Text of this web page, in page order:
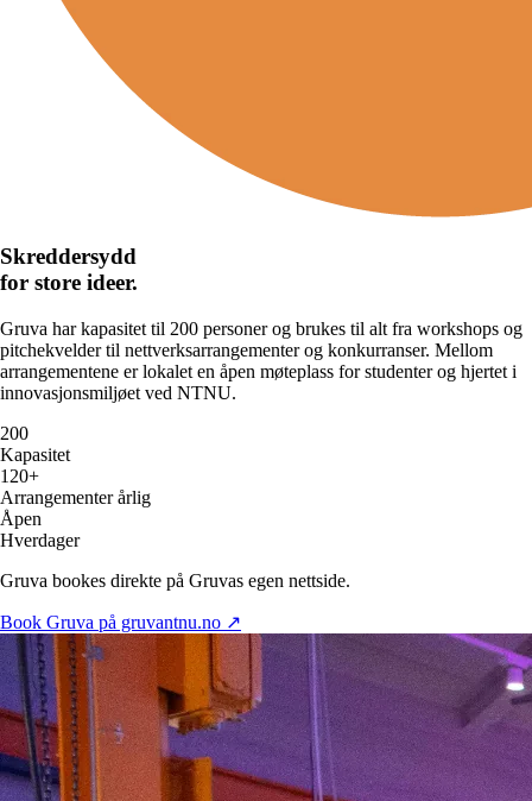
Skreddersydd
for store ideer.
Gruva har kapasitet til 200 personer og brukes til alt fra workshops og
pitchekvelder til nettverksarrangementer og konkurranser. Mellom
arrangementene er lokalet en åpen møteplass for studenter og hjertet i
innovasjonsmiljøet ved NTNU.
200
Kapasitet
120+
Arrangementer årlig
Åpen
Hverdager
Gruva bookes direkte på Gruvas egen nettside.
Book Gruva på gruvantnu.no ↗